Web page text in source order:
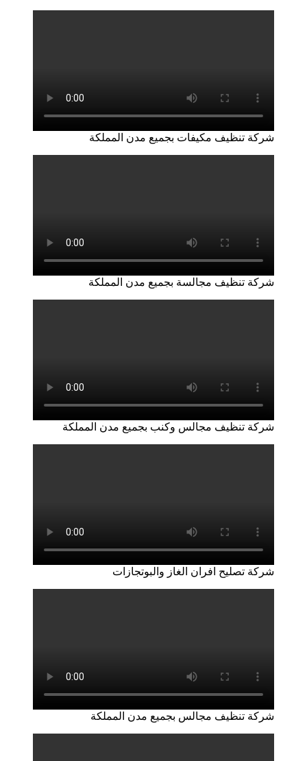
شركة تنظيف مكيفات بجميع مدن المملكة
شركة تنظيف مجالسة بجميع مدن المملكة
شركة تنظيف مجالس وكنب بجميع مدن المملكة
شركة تصليح افران الغاز والبوتجازات
شركة تنظيف مجالس بجميع مدن المملكة